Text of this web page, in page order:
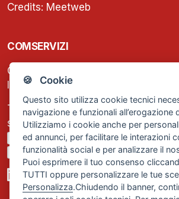
🍪 Cookie
Questo sito utilizza cookie tecnici
navigazione e funzionali all’erogazione
Utilizziamo i cookie anche per
ed annunci, per facilitare le interazioni
funzionalità social e per analizzare il
Puoi esprimere il tuo consenso
TUTTI oppure personalizzare le tue
Personalizza.Chiudendo il banner,
Credits: Meetweb
COMSERVIZI
C.F. e P.IVA: 13474420158
Iscrizione REA Milano n. 1656740
Tel. +39 02 2838 1307
segreteria@comservizi.eu
Privacy Policy
Cookie Policy